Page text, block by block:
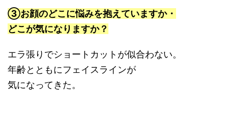
③お顔のどこに悩みを抱えていますか・
どこが気になりますか？
エラ張りでショートカットが似合わない。
年齢とともにフェイスラインが
気になってきた。